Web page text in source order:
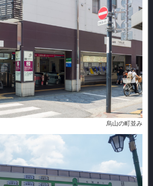
烏山の町並み